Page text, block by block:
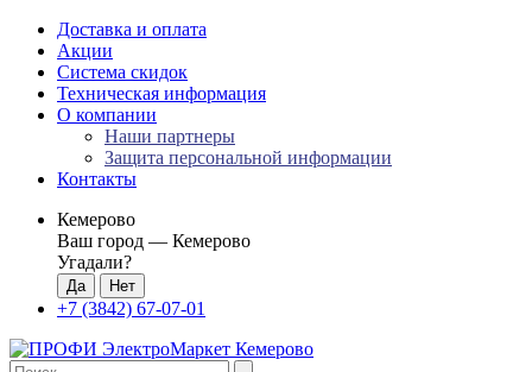
Доставка и оплата
Акции
Система скидок
Техническая информация
О компании
Наши партнеры
Защита персональной информации
Контакты
Кемерово
Ваш город — Кемерово
Угадали?
+7 (3842) 67-07-01